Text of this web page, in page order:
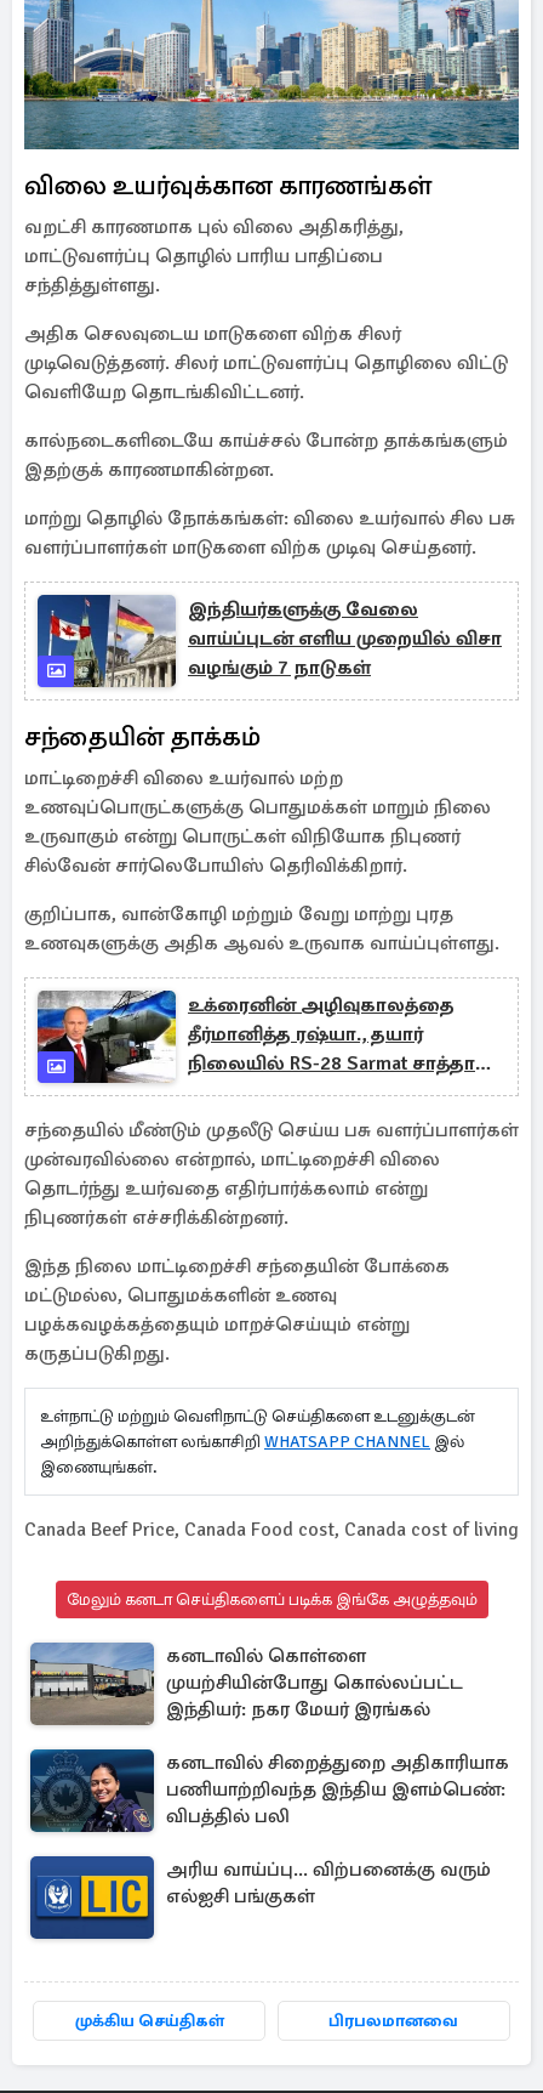
விலை உயர்வுக்கான காரணங்கள்
வறட்சி காரணமாக புல் விலை அதிகரித்து,
மாட்டுவளர்ப்பு தொழில் பாரிய பாதிப்பை
சந்தித்துள்ளது.
அதிக செலவுடைய மாடுகளை விற்க சிலர்
முடிவெடுத்தனர். சிலர் மாட்டுவளர்ப்பு தொழிலை விட்டு
வெளியேற தொடங்கிவிட்டனர்.
கால்நடைகளிடையே காய்ச்சல் போன்ற தாக்கங்களும்
இதற்குக் காரணமாகின்றன.
மாற்று தொழில் நோக்கங்கள்: விலை உயர்வால் சில பசு
வளர்ப்பாளர்கள் மாடுகளை விற்க முடிவு செய்தனர்.
இந்தியர்களுக்கு வேலை
வாய்ப்புடன் எளிய முறையில் விசா
வழங்கும் 7 நாடுகள்
சந்தையின் தாக்கம்
மாட்டிறைச்சி விலை உயர்வால் மற்ற
உணவுப்பொருட்களுக்கு பொதுமக்கள் மாறும் நிலை
உருவாகும் என்று பொருட்கள் விநியோக நிபுணர்
சில்வேன் சார்லெபோயிஸ் தெரிவிக்கிறார்.
குறிப்பாக, வான்கோழி மற்றும் வேறு மாற்று புரத
உணவுகளுக்கு அதிக ஆவல் உருவாக வாய்ப்புள்ளது.
உக்ரைனின் அழிவுகாலத்தை
தீர்மானித்த ரஷ்யா., தயார்
நிலையில் RS-28 Sarmat சாத்தான்
ஏவுகணை
சந்தையில் மீண்டும் முதலீடு செய்ய பசு வளர்ப்பாளர்கள்
முன்வரவில்லை என்றால், மாட்டிறைச்சி விலை
தொடர்ந்து உயர்வதை எதிர்பார்க்கலாம் என்று
நிபுணர்கள் எச்சரிக்கின்றனர்.
இந்த நிலை மாட்டிறைச்சி சந்தையின் போக்கை
மட்டுமல்ல, பொதுமக்களின் உணவு
பழக்கவழக்கத்தையும் மாறச்செய்யும் என்று
கருதப்படுகிறது.
உள்நாட்டு மற்றும் வெளிநாட்டு செய்திகளை உடனுக்குடன்
அறிந்துக்கொள்ள லங்காசிறி WHATSAPP CHANNEL இல்
இணையுங்கள்.
Canada Beef Price, Canada Food cost, Canada cost of living
மேலும் கனடா செய்திகளைப் படிக்க இங்கே அழுத்தவும்
கனடாவில் கொள்ளை
முயற்சியின்போது கொல்லப்பட்ட
இந்தியர்: நகர மேயர் இரங்கல்
கனடாவில் சிறைத்துறை அதிகாரியாக
பணியாற்றிவந்த இந்திய இளம்பெண்:
விபத்தில் பலி
அரிய வாய்ப்பு... விற்பனைக்கு வரும்
எல்ஐசி பங்குகள்
முக்கிய செய்திகள் பிரபலமானவை